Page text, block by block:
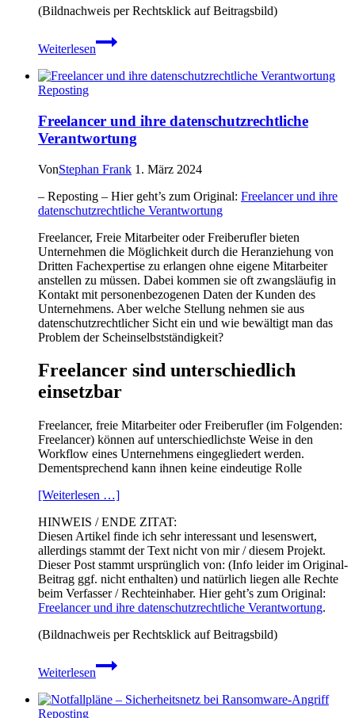
(Bildnachweis per Rechtsklick auf Beitragsbild)
WeiterlesenSicherheit:
warnt
deutscher
Behörden
Reposting
Freelancer und ihre datenschutzrechtliche
Verantwortung
VonStephan Frank 1. März 2024
– Reposting – Hier geht’s zum Original: Freelancer und ihre
datenschutzrechtliche Verantwortung
Freelancer, Freie Mitarbeiter oder Freiberufler bieten
Unternehmen die Möglichkeit durch die Heranziehung von
Dritten Fachexpertise zu erlangen ohne eigene Mitarbeiter
anstellen zu müssen. Dabei kommen sie oft zwangsläufig in
Kontakt mit personenbezogenen Daten der Kunden des
Unternehmens. Aber welche Stellung nehmen sie aus
datenschutzrechtlicher Sicht ein und wie bewältigt man das
Problem der Scheinselbstständigkeit?
Freelancer sind unterschiedlich
einsetzbar
Freelancer, freie Mitarbeiter oder Freiberufler (im Folgenden:
Freelancer) können auf unterschiedlichste Weise in den
Workflow eines Unternehmens eingegliedert werden.
Dementsprechend kann ihnen keine eindeutige Rolle
[Weiterlesen …]
HINWEIS / ENDE ZITAT:
Diesen Artikel finde ich sehr interessant und lesenswert,
allerdings stammt der Text nicht von mir / diesem Projekt.
Dieser Post stammt ursprünglich von: (Info leider im Original-
Beitrag ggf. nicht enthalten) und natürlich liegen alle Rechte
beim Verfasser / Rechteinhaber. Hier geht’s zum Original:
Freelancer und ihre datenschutzrechtliche Verantwortung.
(Bildnachweis per Rechtsklick auf Beitragsbild)
Weiterlesen
Freelancer
und
datenschutzrechtliche
Reposting